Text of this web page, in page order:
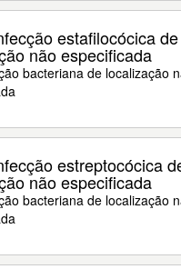
estafilocócica de
não especificada
bacteriana de localização
estreptocócica
não especificada
bacteriana de localização